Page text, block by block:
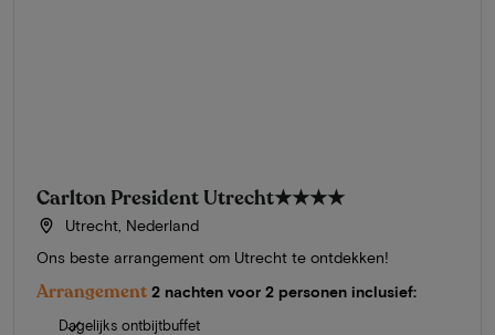
Carlton President Utrecht★★★★
Utrecht, Nederland
Ons beste arrangement om Utrecht te ontdekken!
Arrangement 2 nachten voor 2 personen inclusief:
Dagelijks ontbijtbuffet